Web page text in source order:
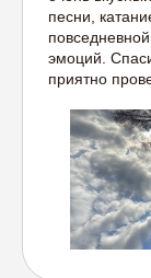
песни,
эмоций.
приятно